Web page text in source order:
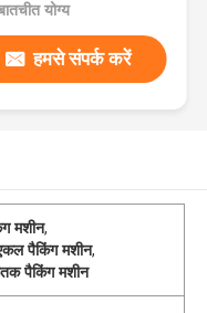
योग्य
हमसे संपर्क करें
मशीन,
पैकिंग मशीन,
पैकिंग मशीन